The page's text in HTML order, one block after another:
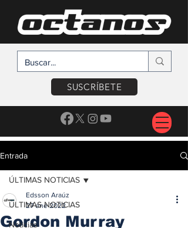
SUSCRÍBETE
Entrada
ÚLTIMAS NOTICIAS
Noticias
ÚLTIMAS NOTICIAS
Gordon Murray
Edsson Araúz
27 ene 2022